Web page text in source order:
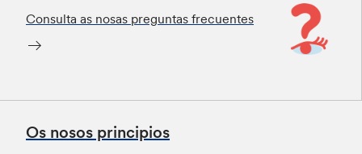
Consulta as nosas preguntas frecuentes
Os nosos principios